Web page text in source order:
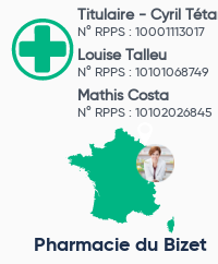
Titulaire - Cyril
N° RPPS : 10001113017
Louise Talleu
N° RPPS : 10101068749
Mathis Costa
N° RPPS : 10102026845
Pharmacie du Bizet